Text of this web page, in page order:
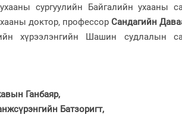
сургуулийн Байгалийн ухааны
доктор, профессор Сандагийн
хүрээлэнгийн Шашин судлалын
Ганбаяр,
Батзоригт,